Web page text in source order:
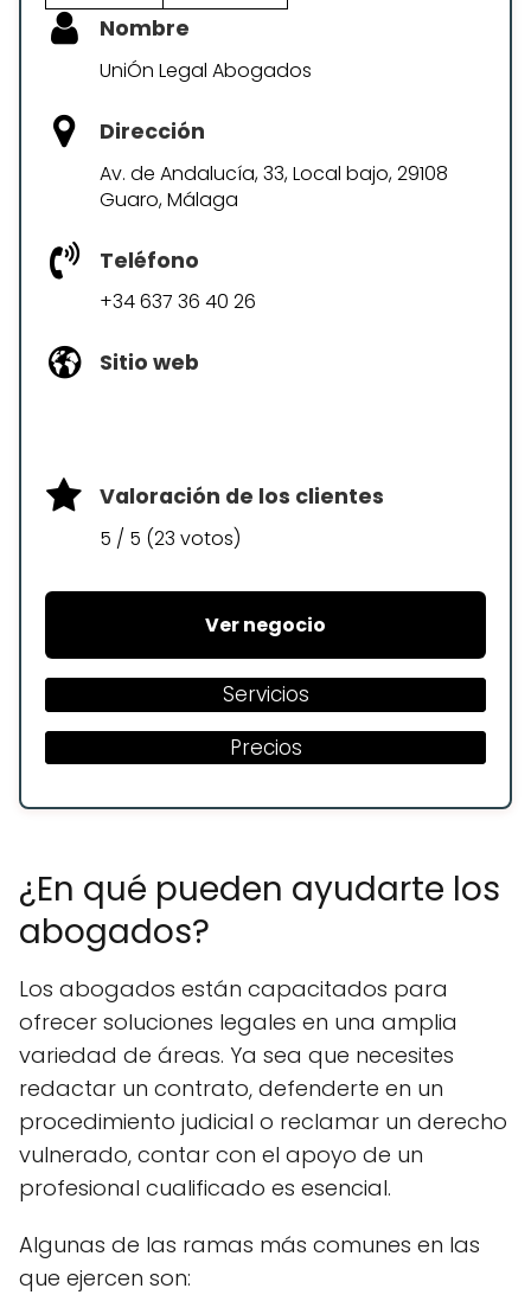
Nombre
UniÓn Legal Abogados
Dirección
Av. de Andalucía, 33, Local bajo, 29108
Guaro, Málaga
Teléfono
+34 637 36 40 26
Sitio web
Valoración de los clientes
5 / 5 (23 votos)
Ver negocio
Servicios
Precios
¿En qué pueden ayudarte los
abogados?
Los abogados están capacitados para
ofrecer soluciones legales en una amplia
variedad de áreas. Ya sea que necesites
redactar un contrato, defenderte en un
procedimiento judicial o reclamar un derecho
vulnerado, contar con el apoyo de un
profesional cualificado es esencial.
Algunas de las ramas más comunes en las
que ejercen son: